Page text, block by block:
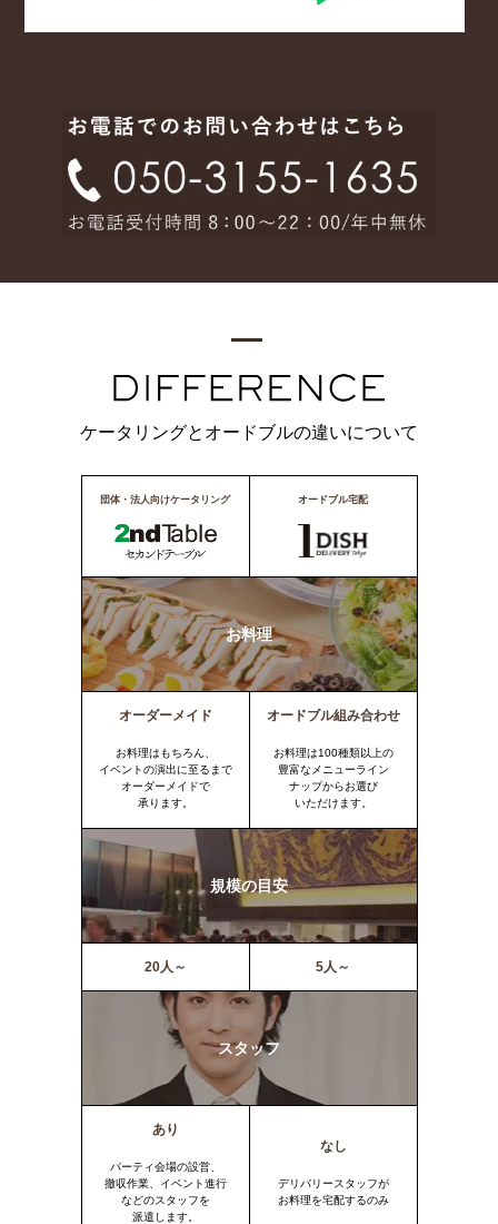
ケータリングとオードブルの違いについて
団体・法人向けケータリング オードブル宅配
お料理
オーダーメイド
お料理はもちろん、
イベントの演出に至るまで
オーダーメイドで
承ります。
オードブル組み合わせ
お料理は100種類以上の
豊富なメニューライン
ナップからお選び
いただけます。
規模の目安
20人～ 5人～
スタッフ
あり
パーティ会場の設営、
撤収作業、イベント進行
などのスタッフを
派遣します。
なし
デリバリースタッフが
お料理を宅配するのみ